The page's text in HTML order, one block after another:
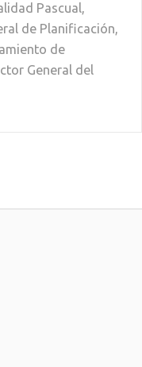
Pascual,
de Planificación,
de
General del